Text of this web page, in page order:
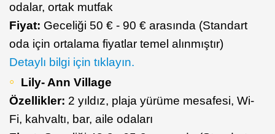
odalar, ortak mutfak
Fiyat: Geceliği 50 € - 90 € arasında (Standart
oda için ortalama fiyatlar temel alınmıştır)
Detaylı bilgi için tıklayın.
Lily- Ann Village
Özellikler: 2 yıldız, plaja yürüme mesafesi, Wi-
Fi, kahvaltı, bar, aile odaları